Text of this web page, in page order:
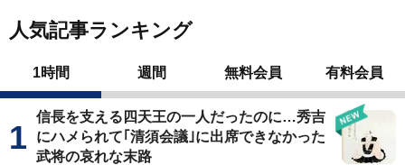
人気記事ランキング
1時間 週間 無料会員 有料会員
信長を支える四天王の一人だったのに…秀吉
にハメられて｢清須会議｣に出席できなかった
武将の哀れな末路